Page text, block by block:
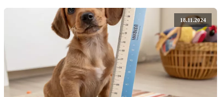
18.11.2024